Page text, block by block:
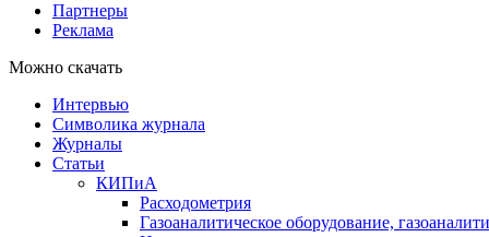
Партнеры
Реклама
Можно скачать
Интервью
Символика журнала
Журналы
Статьи
КИПиА
Расходометрия
Газоаналитическое оборудование,